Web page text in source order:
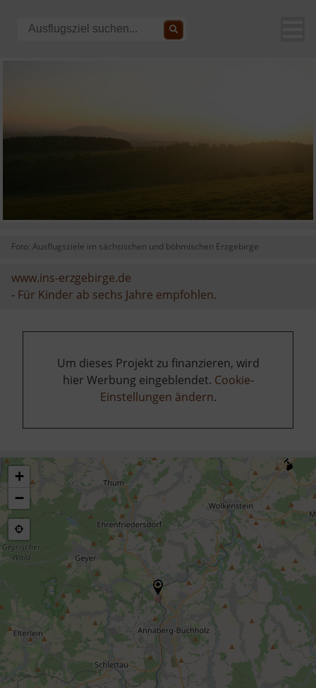
Foto: Ausflugsziele im sächsischen und böhmischen Erzgebirge
www.ins-erzgebirge.de
- Für Kinder ab sechs Jahre empfohlen.
Um dieses Projekt zu finanzieren, wird
hier Werbung eingeblendet. Cookie-
Einstellungen ändern.
+
−